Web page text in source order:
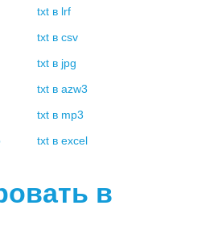
txt в lrf
txt в csv
txt в jpg
txt в azw3
txt в mp3
txt в excel
в